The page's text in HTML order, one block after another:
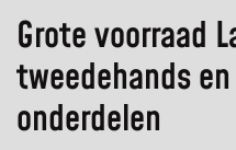
Grote voorraad
tweedehands
onderdelen